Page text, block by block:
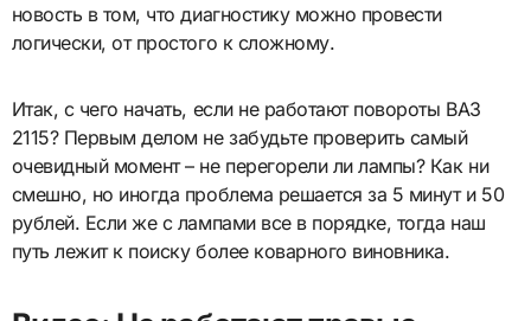
новость в том, что диагностику можно провести
логически, от простого к сложному.
Итак, с чего начать, если не работают повороты ВАЗ
2115? Первым делом не забудьте проверить самый
очевидный момент – не перегорели ли лампы? Как ни
смешно, но иногда проблема решается за 5 минут и 50
рублей. Если же с лампами все в порядке, тогда наш
путь лежит к поиску более коварного виновника.